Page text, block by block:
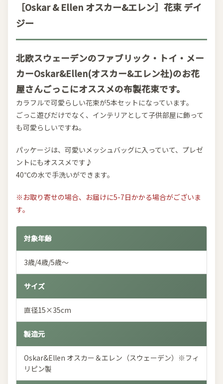
［Oskar & Ellen オスカー&エレン］花束 デイ
ジー
北欧スウェーデンのファブリック・トイ・メー
カーOskar&Ellen(オスカー&エレン社)のお花
屋さんごっこにオススメの布製花束です。
カラフルで可愛らしい花束が5本セットになっています。
ごっこ遊びだけでなく、インテリアとして子供部屋に飾って
も可愛らしいですね。
パッケージは、可愛いメッシュバッグに入っていて、プレゼ
ントにもオススメです♪
40℃の水で手洗いができます。
※お取り寄せの場合、お届けに5-7日かかる場合がございま
す。
対象年齢
3歳/4歳/5歳～
サイズ
直径15×35cm
製造元
Oskar&Ellen オスカー＆エレン（スウェーデン）※フィ
リピン製